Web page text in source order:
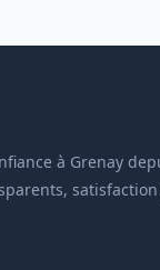
à Grenay